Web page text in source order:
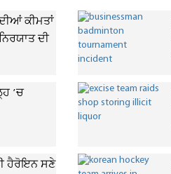
ਕੀਮਤਾਂ
ਦੀ
’ਚ
ਹੈਰੋਇਨ ਸਣੇ